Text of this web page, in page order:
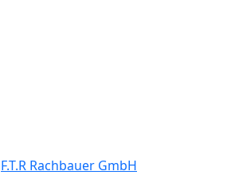
F.T.R Rachbauer GmbH